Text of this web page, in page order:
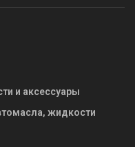
и аксессуары
жидкости